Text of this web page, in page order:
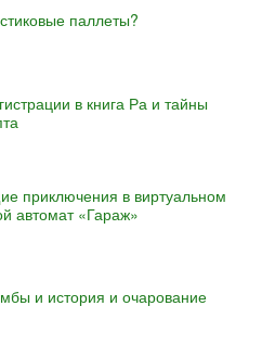
паллеты?
в книга Ра и тайны
приключения в виртуальном
автомат «Гараж»
и история и очарование